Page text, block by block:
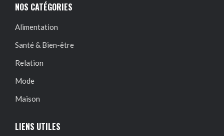
NOS CATÉGORIES
Alimentation
Santé & Bien-être
Relation
Mode
Maison
LIENS UTILES